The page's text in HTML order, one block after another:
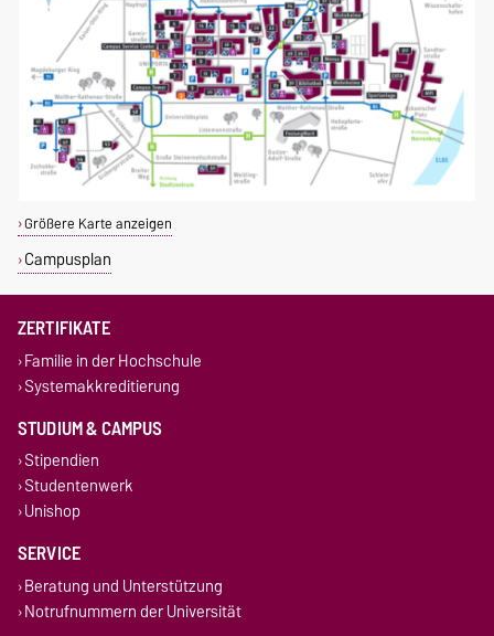
Größere Karte anzeigen
Campusplan
ZERTIFIKATE
Familie in der Hochschule
Systemakkreditierung
STUDIUM & CAMPUS
Stipendien
Studentenwerk
Unishop
SERVICE
Beratung und Unterstützung
Notrufnummern der Universität